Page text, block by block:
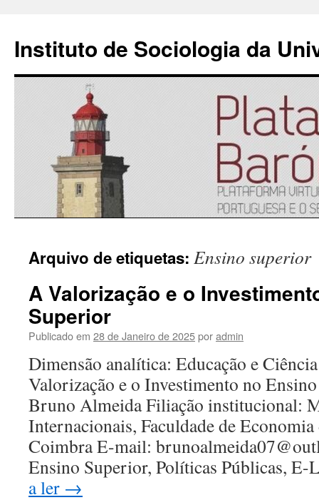
Instituto de Sociologia da
para
conteúdo
Arquivo de etiquetas: Ensino superior
A Valorização e o
Superior
Publicado em 28 de Janeiro de 2025poradmin
Dimensão analítica: Educação e
Valorização e o Investimento no
Bruno Almeida Filiação institucional:
Internacionais, Faculdade de
Coimbra E-mail:
Ensino Superior, Políticas Públicas,
a ler →